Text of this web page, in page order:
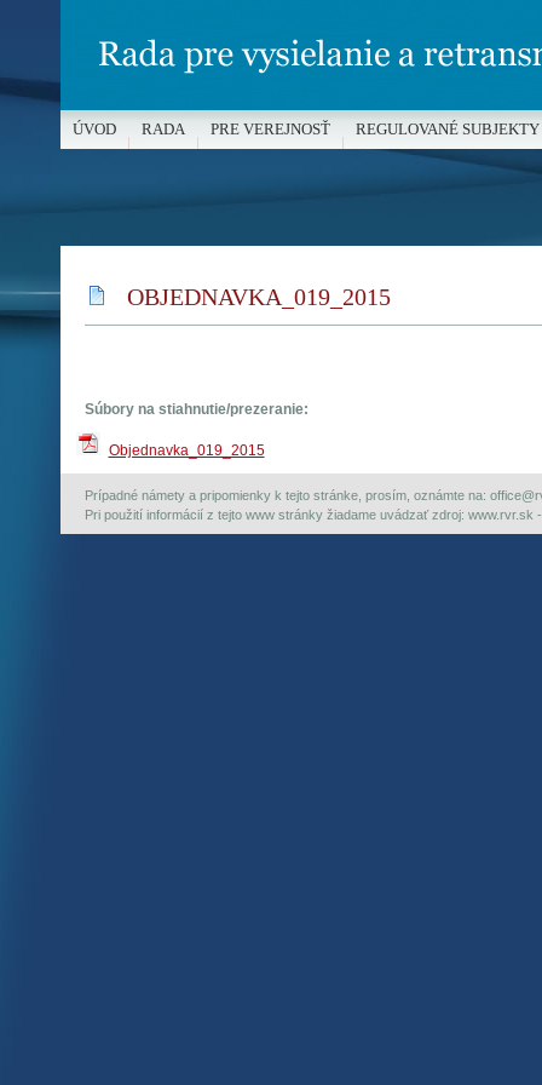
OBJEDNAVKA_019_2015
Súbory na stiahnutie/prezeranie:
Objednavka_019_2015
Prípadné námety a pripomienky k tejto stránke, prosím, oznámte na:
Pri použití informácií z tejto www stránky žiadame uvádzať zdroj: www.rvr.sk
ÚVOD RADA PRE VEREJNOSŤ REGULOVANÉ SUBJEKTY